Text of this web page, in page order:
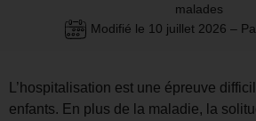
malades
Modifié le 10 juillet 2026 –
L’hospitalisation est une épreuve
enfants. En plus de la maladie, la